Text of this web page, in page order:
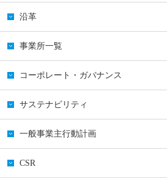
沿革
事業所一覧
コーポレート・ガバナンス
サステナビリティ
一般事業主行動計画
CSR